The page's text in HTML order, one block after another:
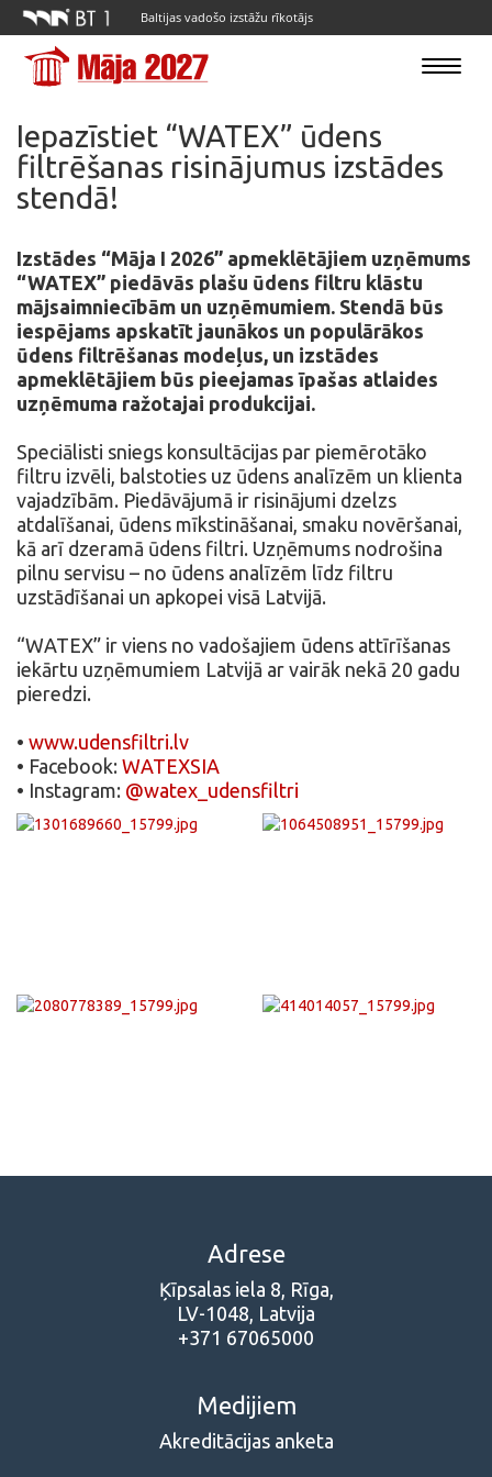
Baltijas vadošo izstāžu rīkotājs
Toggle
Iepazīstiet “WATEX” ūdens
filtrēšanas risinājumus izstādes
stendā!
Izstādes “Māja I 2026” apmeklētājiem uzņēmums
“WATEX” piedāvās plašu ūdens filtru klāstu
mājsaimniecībām un uzņēmumiem. Stendā būs
iespējams apskatīt jaunākos un populārākos
ūdens filtrēšanas modeļus, un izstādes
apmeklētājiem būs pieejamas īpašas atlaides
uzņēmuma ražotajai produkcijai.
Speciālisti sniegs konsultācijas par piemērotāko
filtru izvēli, balstoties uz ūdens analīzēm un klienta
vajadzībām. Piedāvājumā ir risinājumi dzelzs
atdalīšanai, ūdens mīkstināšanai, smaku novēršanai,
kā arī dzeramā ūdens filtri. Uzņēmums nodrošina
pilnu servisu – no ūdens analīzēm līdz filtru
uzstādīšanai un apkopei visā Latvijā.
“WATEX” ir viens no vadošajiem ūdens attīrīšanas
iekārtu uzņēmumiem Latvijā ar vairāk nekā 20 gadu
pieredzi.
• www.udensfiltri.lv
• Facebook: WATEXSIA
• Instagram: @watex_udensfiltri
Adrese
Ķīpsalas iela 8, Rīga,
LV-1048, Latvija
+371 67065000
Medijiem
Akreditācijas anketa